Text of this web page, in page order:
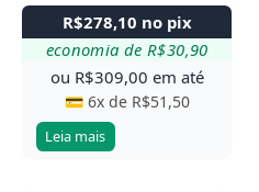
R$278,10 no pix
economia de R$30,90
ou R$309,00 em até
💳 6x de R$51,50
Leia mais